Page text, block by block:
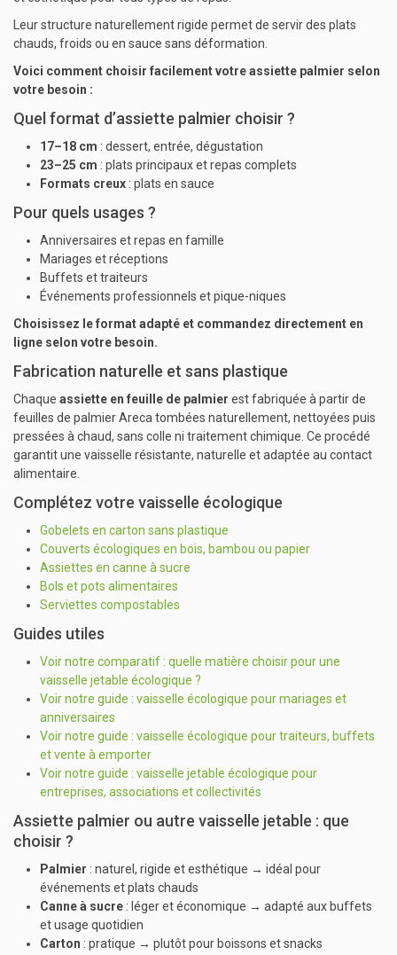
Leur structure naturellement rigide permet de servir des plats
chauds, froids ou en sauce sans déformation.
Voici comment choisir facilement votre assiette palmier selon
votre besoin :
Quel format d’assiette palmier choisir ?
17–18 cm : dessert, entrée, dégustation
23–25 cm : plats principaux et repas complets
Formats creux : plats en sauce
Pour quels usages ?
Anniversaires et repas en famille
Mariages et réceptions
Buffets et traiteurs
Événements professionnels et pique-niques
Choisissez le format adapté et commandez directement en
ligne selon votre besoin.
Fabrication naturelle et sans plastique
Chaque assiette en feuille de palmier est fabriquée à partir de
feuilles de palmier Areca tombées naturellement, nettoyées puis
pressées à chaud, sans colle ni traitement chimique. Ce procédé
garantit une vaisselle résistante, naturelle et adaptée au contact
alimentaire.
Complétez votre vaisselle écologique
Gobelets en carton sans plastique
Couverts écologiques en bois, bambou ou papier
Assiettes en canne à sucre
Bols et pots alimentaires
Serviettes compostables
Guides utiles
Voir notre comparatif : quelle matière choisir pour une
vaisselle jetable écologique ?
Voir notre guide : vaisselle écologique pour mariages et
anniversaires
Voir notre guide : vaisselle écologique pour traiteurs, buffets
et vente à emporter
Voir notre guide : vaisselle jetable écologique pour
entreprises, associations et collectivités
Assiette palmier ou autre vaisselle jetable : que
choisir ?
Palmier : naturel, rigide et esthétique → idéal pour
événements et plats chauds
Canne à sucre : léger et économique → adapté aux buffets
et usage quotidien
Carton : pratique → plutôt pour boissons et snacks